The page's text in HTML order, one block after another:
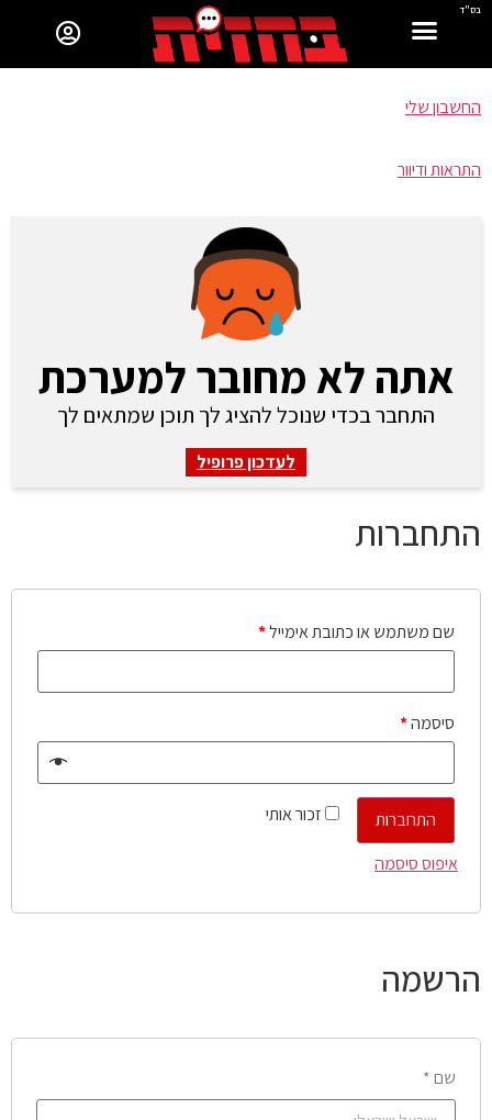
בס"ד
החשבון שלי
התראות ודיוור
אתה לא מחובר למערכת
התחבר בכדי שנוכל להציג לך תוכן שמתאים לך
לעדכון פרופיל
התחברות
שם משתמש או כתובת אימייל*
סיסמה*
זכור אותי
התחברות
איפוס סיסמה
הרשמה
שם *